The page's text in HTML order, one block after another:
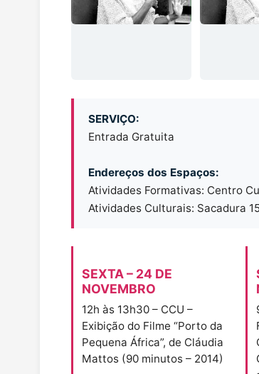
SERVIÇO:
Entrada Gratuita
Endereços dos Espaços:
Atividades Formativas: Centro
Atividades Culturais: Sacadura
SEXTA – 24 DE
NOVEMBRO
12h às 13h30 – CCU –
Exibição do Filme “Porto da
Pequena África”, de Cláudia
Mattos (90 minutos – 2014)